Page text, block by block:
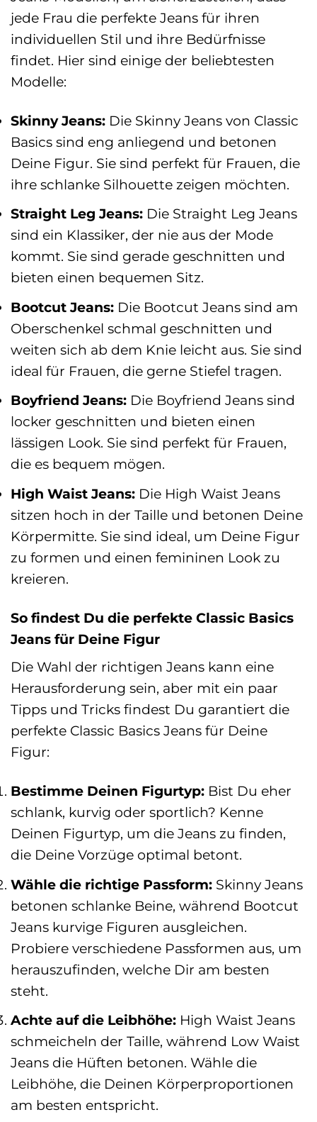
jede Frau die perfekte Jeans für ihren
individuellen Stil und ihre Bedürfnisse
findet. Hier sind einige der beliebtesten
Modelle:
Skinny Jeans: Die Skinny Jeans von Classic
Basics sind eng anliegend und betonen
Deine Figur. Sie sind perfekt für Frauen, die
ihre schlanke Silhouette zeigen möchten.
Straight Leg Jeans: Die Straight Leg Jeans
sind ein Klassiker, der nie aus der Mode
kommt. Sie sind gerade geschnitten und
bieten einen bequemen Sitz.
Bootcut Jeans: Die Bootcut Jeans sind am
Oberschenkel schmal geschnitten und
weiten sich ab dem Knie leicht aus. Sie sind
ideal für Frauen, die gerne Stiefel tragen.
Boyfriend Jeans: Die Boyfriend Jeans sind
locker geschnitten und bieten einen
lässigen Look. Sie sind perfekt für Frauen,
die es bequem mögen.
High Waist Jeans: Die High Waist Jeans
sitzen hoch in der Taille und betonen Deine
Körpermitte. Sie sind ideal, um Deine Figur
zu formen und einen femininen Look zu
kreieren.
So findest Du die perfekte Classic Basics
Jeans für Deine Figur
Die Wahl der richtigen Jeans kann eine
Herausforderung sein, aber mit ein paar
Tipps und Tricks findest Du garantiert die
perfekte Classic Basics Jeans für Deine
Figur:
Bestimme Deinen Figurtyp: Bist Du eher
schlank, kurvig oder sportlich? Kenne
Deinen Figurtyp, um die Jeans zu finden,
die Deine Vorzüge optimal betont.
Wähle die richtige Passform: Skinny Jeans
betonen schlanke Beine, während Bootcut
Jeans kurvige Figuren ausgleichen.
Probiere verschiedene Passformen aus, um
herauszufinden, welche Dir am besten
steht.
Achte auf die Leibhöhe: High Waist Jeans
schmeicheln der Taille, während Low Waist
Jeans die Hüften betonen. Wähle die
Leibhöhe, die Deinen Körperproportionen
am besten entspricht.